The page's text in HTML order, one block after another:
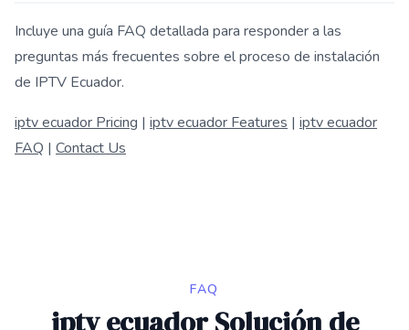
Incluye una guía FAQ detallada para responder a las
preguntas más frecuentes sobre el proceso de instalación
de IPTV Ecuador.
iptv ecuador Pricing | iptv ecuador Features | iptv ecuador
FAQ | Contact Us
FAQ
iptv ecuador Solución de